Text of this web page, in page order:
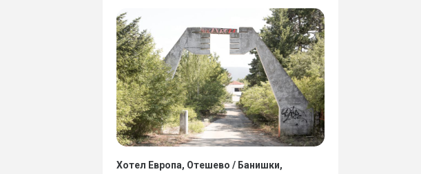
Хотел Европа, Отешево / Банишки,